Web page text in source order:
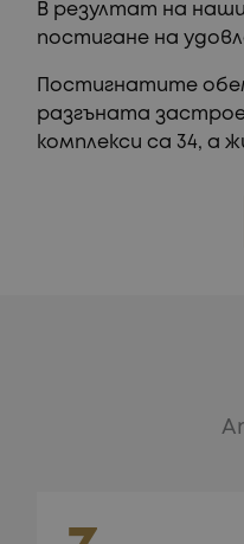
В резултат на
постигане на
Постигнатите
разгъната
комплекси са 34, а